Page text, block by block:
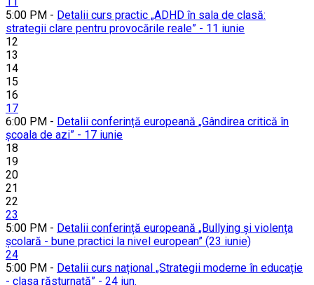
5:00 PM - Detalii curs practic „ADHD în sala de clasă:
strategii clare pentru provocările reale” - 11 iunie
12
13
14
15
16
17
6:00 PM - Detalii conferință europeană „Gândirea critică în
școala de azi” - 17 iunie
18
19
20
21
22
23
5:00 PM - Detalii conferință europeană „Bullying și violența
școlară - bune practici la nivel european” (23 iunie)
24
5:00 PM - Detalii curs național „Strategii moderne în educație
- clasa răsturnată” - 24 iun.